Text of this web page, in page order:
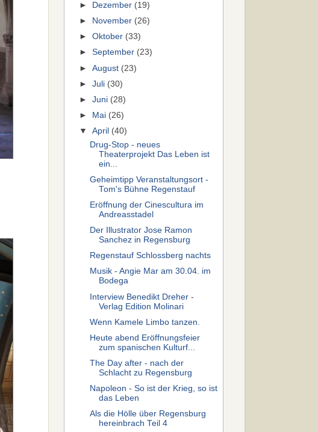
►
Dezember (19)
►
November (26)
►Oktober (33)
►September (23)
►August (23)
►Juli (30)
►Juni (28)
►
Mai (26)
▼April (40)
Drug-Stop - neues
Theaterprojekt Das Leben ist
ein...
Geheimtipp Veranstaltungsort -
Tom's Bühne Regenstauf
Eröffnung der Cinescultura im
Andreasstadel
Der Illustrator Jose Ramon
Sanchez in Regensburg
Regenstauf Schlossberg nachts
Musik - Angie Mar am 30.04. im
Bodega
Interview Benedikt Dreher -
Verlag Edition Molinari
Wenn Kamele Limbo tanzen.
Heute abend Eröffnungsfeier
zum spanischen Kulturf...
The Day after - nach der
Schlacht zu Regensburg
Napoleon - So ist der Krieg, so ist
das Leben
Als die Hölle über Regensburg
hereinbrach Teil 4